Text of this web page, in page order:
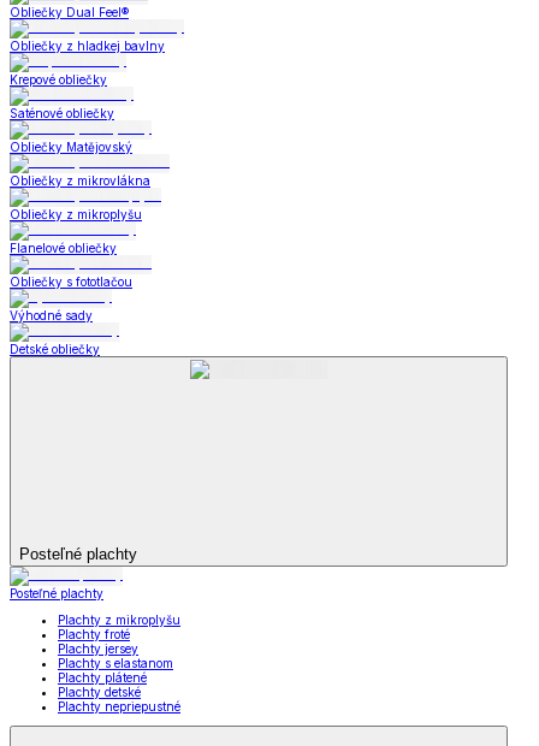
Obliečky Dual Feel®
Obliečky z hladkej bavlny
Krepové obliečky
Saténové obliečky
Obliečky Matějovský
Obliečky z mikrovlákna
Obliečky z mikroplyšu
Flanelové obliečky
Obliečky s fototlačou
Výhodné sady
Detské obliečky
Posteľné plachty
Posteľné plachty
Plachty z mikroplyšu
Plachty froté
Plachty jersey
Plachty s elastanom
Plachty plátené
Plachty detské
Plachty nepriepustné